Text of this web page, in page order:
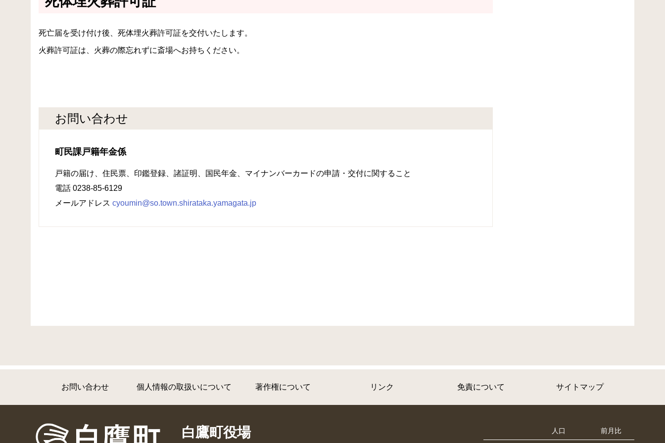
死亡届を受け付け後、死体埋火葬許可証を交付いたします。
火葬許可証は、火葬の際忘れずに斎場へお持ちください。
お問い合わせ
町民課戸籍年金係
戸籍の届け、住民票、印鑑登録、諸証明、国民年金、マイナンバーカードの申請・交付に関すること
電話 0238-85-6129
メールアドレス cyoumin@so.town.shirataka.yamagata.jp
お問い合わせ 個人情報の取扱いについて 著作権について リンク 免責について サイトマップ
白鷹町役場 人口 前月比